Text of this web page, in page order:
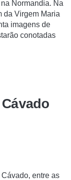
Normandia. Na
da Virgem Maria
imagens de
conotadas
entre as